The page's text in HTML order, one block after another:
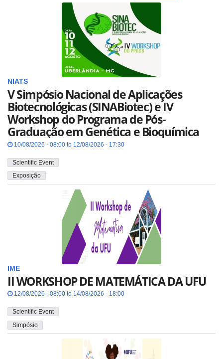
NIATS
V Simpósio Nacional de Aplicações
Biotecnológicas (SINABiotec) e IV
Workshop do Programa de Pós-
Graduação em Genética e Bioquímica
10/08/2026 - 08:00 to 12/08/2026 - 17:30
Scientific Event
Exposição
IME
II WORKSHOP DE MATEMÁTICA DA UFU
12/08/2026 - 08:00 to 14/08/2026 - 18:00
Scientific Event
Simpósio